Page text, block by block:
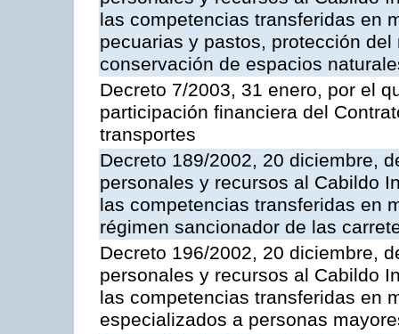
las competencias transferidas en
pecuarias y pastos, protección
conservación de espacios
Decreto 7/2003, 31 enero, por el
participación financiera del
transportes
Decreto 189/2002, 20 diciembre,
personales y recursos al Cabildo
las competencias transferidas en
régimen sancionador de las
Decreto 196/2002, 20 diciembre,
personales y recursos al Cabildo
las competencias transferidas en
especializados a personas